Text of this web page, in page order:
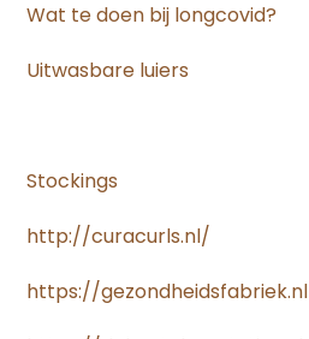
Wat te doen bij longcovid?
Uitwasbare luiers
Stockings
http://curacurls.nl/
https://gezondheidsfabriek.nl